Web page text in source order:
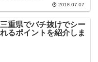
2018.07.07
重県でバチ抜けでシー
るポイントを紹介しま